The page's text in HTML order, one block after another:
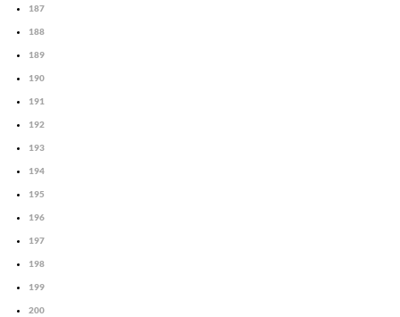
187
188
189
190
191
192
193
194
195
196
197
198
199
200